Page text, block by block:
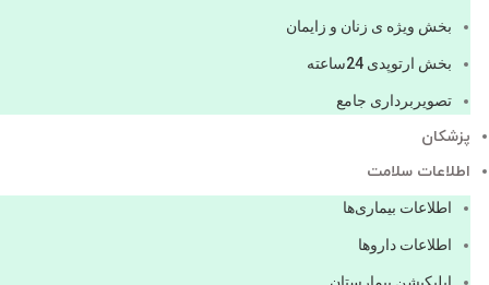
بخش ویژه ی زنان و زایمان
بخش ارتوپدی 24ساعته
تصویربرداری جامع
پزشكان
اطلاعات سلامت
اطلاعات بیماری‌ها
اطلاعات دارو‌ها